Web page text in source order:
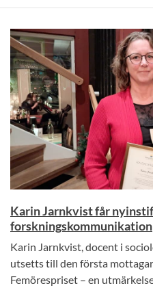
Karin Jarnkvist får
forskningskommunikation
Karin Jarnkvist, docent i
utsetts till den första
Femörespriset – en